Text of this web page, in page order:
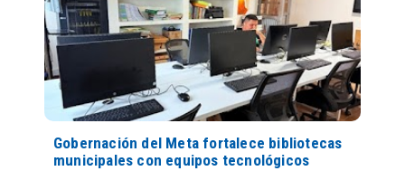
Gobernación del Meta fortalece bibliotecas
municipales con equipos tecnológicos